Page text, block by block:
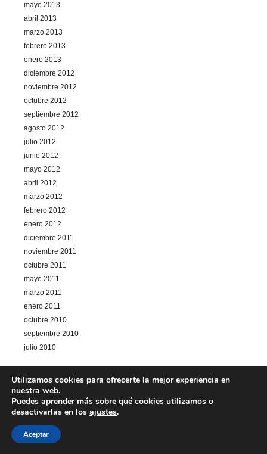
mayo 2013
abril 2013
marzo 2013
febrero 2013
enero 2013
diciembre 2012
noviembre 2012
octubre 2012
septiembre 2012
agosto 2012
julio 2012
junio 2012
mayo 2012
abril 2012
marzo 2012
febrero 2012
enero 2012
diciembre 2011
noviembre 2011
octubre 2011
mayo 2011
marzo 2011
enero 2011
octubre 2010
septiembre 2010
julio 2010
Categorías
Utilizamos cookies para ofrecerte la mejor experiencia en
nuestra web.
Puedes aprender más sobre qué cookies utilizamos o
desactivarlas en los ajustes.
Aceptar